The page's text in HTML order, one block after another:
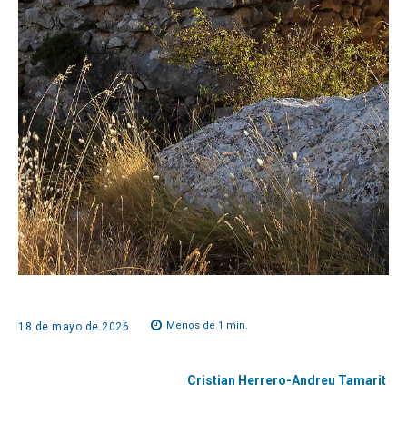
18 de mayo de 2026 Menos de 1 min.
Cristian Herrero-Andreu Tamarit